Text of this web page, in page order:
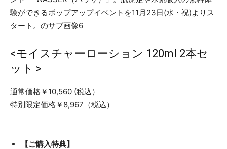
<モイスチャーローション 120ml 2本セ
ット >
通常価格￥10,560 (税込）
特別限定価格￥8,967（税込）
【ご購入特典】